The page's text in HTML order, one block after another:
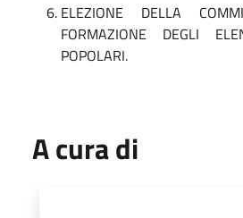
ELEZIONE DELLA
FORMAZIONE DEGLI
POPOLARI.
A cura di